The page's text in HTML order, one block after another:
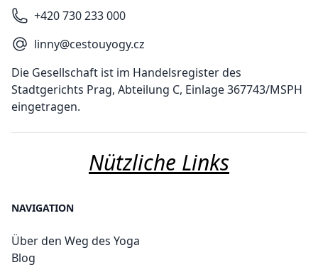
+420 730 233 000
linny@cestouyogy.cz
Die Gesellschaft ist im Handelsregister des
Stadtgerichts Prag, Abteilung C, Einlage 367743/MSPH
eingetragen.
Nützliche Links
NAVIGATION
Über den Weg des Yoga
Blog